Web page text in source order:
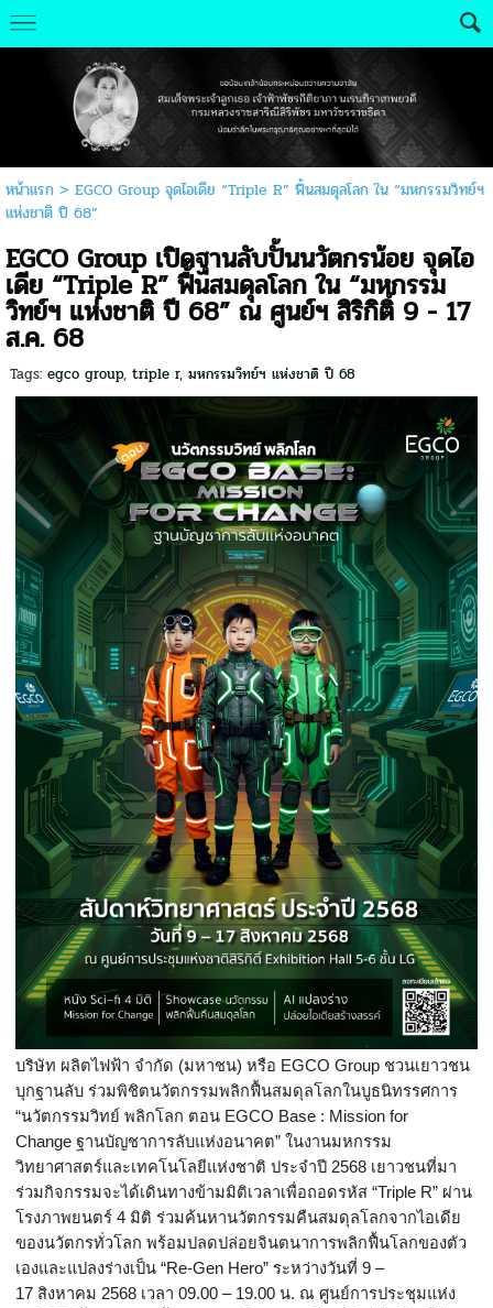
หน้าแรก> EGCO Group จุดไอเดีย “Triple R” ฟื้นสมดุลโลก ใน “มหกรรมวิทย์ฯ
แห่งชาติ ปี 68”
EGCO Group เปิดฐานลับปั้นนวัตกรน้อย จุดไอ
เดีย “Triple R” ฟื้นสมดุลโลก ใน “มหกรรม
วิทย์ฯ แห่งชาติ ปี 68” ณ ศูนย์ฯ สิริกิติ์ 9 - 17
ส.ค. 68
Tags: egco group, triple r, มหกรรมวิทย์ฯ แห่งชาติ ปี 68
บริษัท ผลิตไฟฟ้า จำกัด (มหาชน) หรือ EGCO Group ชวนเยาวชน
บุกฐานลับ ร่วมพิชิตนวัตกรรมพลิกฟื้นสมดุลโลกในบูธนิทรรศการ
“นวัตกรรมวิทย์ พลิกโลก ตอน EGCO Base : Mission for
Changeฐานบัญชาการลับแห่งอนาคต” ในงานมหกรรม
วิทยาศาสตร์และเทคโนโลยีแห่งชาติ ประจำปี 2568 เยาวชนที่มา
ร่วมกิจกรรมจะได้เดินทางข้ามมิติเวลาเพื่อถอดรหัส “Triple R” ผ่าน
โรงภาพยนตร์4 มิติ ร่วมค้นหานวัตกรรมคืนสมดุลโลกจากไอเดีย
ของนวัตกรทั่วโลก พร้อมปลดปล่อยจินตนาการพลิกฟื้นโลกของตัว
เองและแปลงร่างเป็น “Re-Gen Hero” ระหว่างวันที่9 –
17 สิงหาคม 2568 เวลา09.00 – 19.00 น. ณ ศูนย์การประชุมแห่ง